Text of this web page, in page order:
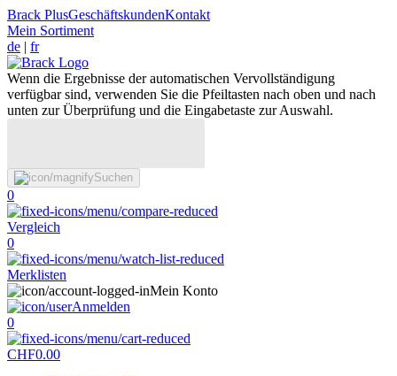
Brack PlusGeschäftskundenKontakt
Mein Sortiment
de | fr
Wenn die Ergebnisse der automatischen Vervollständigung
verfügbar sind, verwenden Sie die Pfeiltasten nach oben und nach
unten zur Überprüfung und die Eingabetaste zur Auswahl.
Suchen
0
Vergleich
0
Merklisten
Mein Konto
Anmelden
0
CHF0.00